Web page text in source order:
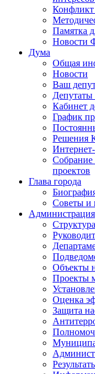
Конфликт
Памятка
Новости
Дума
Общая
Новости
Ваш
Кабинет
График
Решения
проектов
Глава города
Советы и
Администрация
Объекты
Проекты
Оценка
Защита